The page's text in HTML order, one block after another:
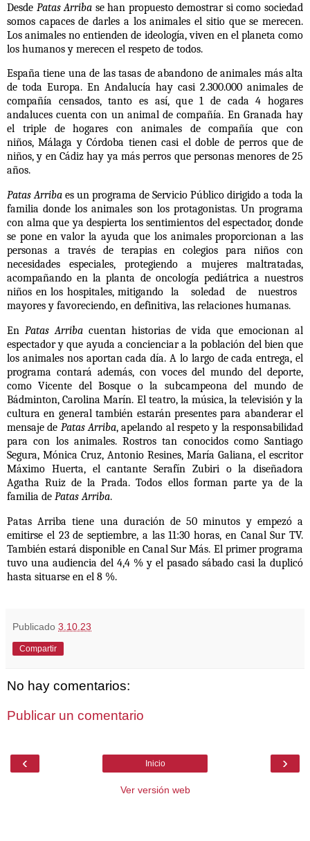
Desde Patas Arriba se han propuesto demostrar si como sociedad
somos capaces de darles a los animales el sitio que se merecen.
Los animales no entienden de ideología, viven en el planeta como
los humanos y merecen el respeto de todos.
España tiene una de las tasas de abandono de animales más alta
de toda Europa. En Andalucía hay casi 2.300.000 animales de
compañía censados, tanto es así, que 1 de cada 4 hogares
andaluces cuenta con un animal de compañía. En Granada hay
el triple de hogares con animales de compañía que con
niños, Málaga y Córdoba tienen casi el doble de perros que de
niños, y en Cádiz hay ya más perros que personas menores de 25
años.
Patas Arriba es un programa de Servicio Público dirigido a toda la
familia donde los animales son los protagonistas. Un programa
con alma que ya despierta los sentimientos del espectador, donde
se pone en valor la ayuda que los animales proporcionan a las
personas a través de terapias en colegios para niños con
necesidades especiales, protegiendo a mujeres maltratadas,
acompañando en la planta de oncología pediátrica a nuestros
niños en los hospitales, mitigando la soledad de nuestros
mayores y favoreciendo, en definitiva, las relaciones humanas.
En Patas Arriba cuentan historias de vida que emocionan al
espectador y que ayuda a concienciar a la población del bien que
los animales nos aportan cada día. A lo largo de cada entrega, el
programa contará además, con voces del mundo del deporte,
como Vicente del Bosque o la subcampeona del mundo de
Bádminton, Carolina Marín. El teatro, la música, la televisión y la
cultura en general también estarán presentes para abanderar el
mensaje de Patas Arriba, apelando al respeto y la responsabilidad
para con los animales. Rostros tan conocidos como Santiago
Segura, Mónica Cruz, Antonio Resines, María Galiana, el escritor
Máximo Huerta, el cantante Serafín Zubiri o la diseñadora
Agatha Ruiz de la Prada. Todos ellos forman parte ya de la
familia de Patas Arriba.
Patas Arriba tiene una duración de 50 minutos y empezó a
emitirse el 23 de septiembre, a las 11:30 horas, en Canal Sur TV.
También estará disponible en Canal Sur Más. El primer programa
tuvo una audiencia del 4,4 % y el pasado sábado casi la duplicó
hasta situarse en el 8 %.
Publicado 3.10.23
Compartir
No hay comentarios:
Publicar un comentario
‹ ›
Inicio
Ver versión web